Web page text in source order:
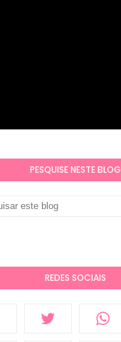
PESQUISE NESTE BLOG
REDES SOCIAIS